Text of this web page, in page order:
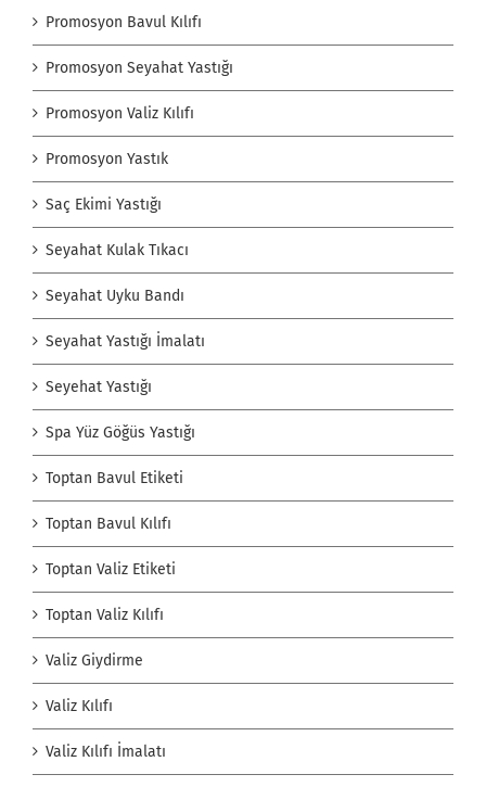
Promosyon Bavul Kılıfı
Promosyon Seyahat Yastığı
Promosyon Valiz Kılıfı
Promosyon Yastık
Saç Ekimi Yastığı
Seyahat Kulak Tıkacı
Seyahat Uyku Bandı
Seyahat Yastığı İmalatı
Seyehat Yastığı
Spa Yüz Göğüs Yastığı
Toptan Bavul Etiketi
Toptan Bavul Kılıfı
Toptan Valiz Etiketi
Toptan Valiz Kılıfı
Valiz Giydirme
Valiz Kılıfı
Valiz Kılıfı İmalatı